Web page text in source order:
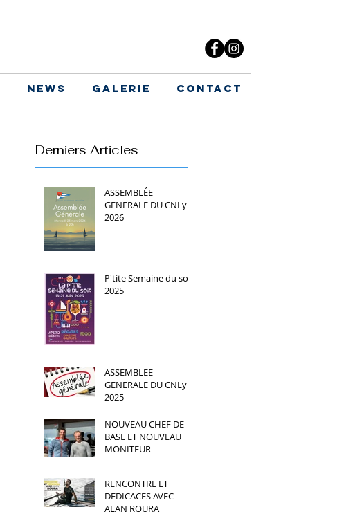
News Galerie Contact
Derniers Articles
ASSEMBLÉE
GENERALE DU CNLy
2026
P'tite Semaine du soir
2025
ASSEMBLEE
GENERALE DU CNLy
2025
NOUVEAU CHEF DE
BASE ET NOUVEAU
MONITEUR
RENCONTRE ET
DEDICACES AVEC
ALAN ROURA